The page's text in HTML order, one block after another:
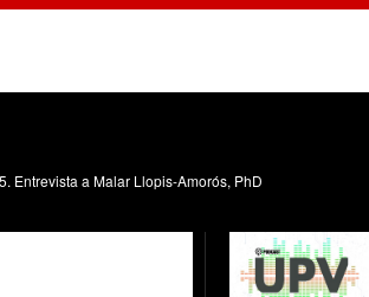
Entrevista a Malar Llopis-Amorós, PhD